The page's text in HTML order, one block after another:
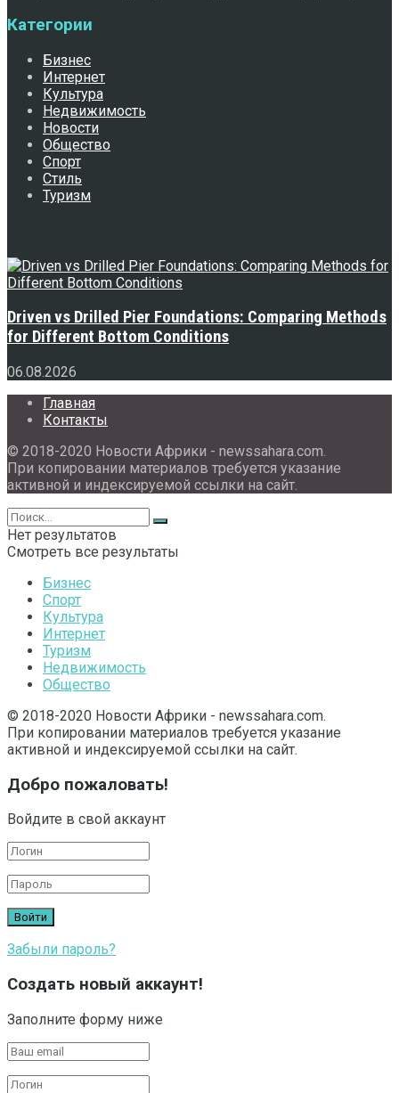
Категории
Бизнес
Интернет
Культура
Недвижимость
Новости
Общество
Спорт
Стиль
Туризм
Driven vs Drilled Pier Foundations: Comparing Methods
for Different Bottom Conditions
06.08.2026
Главная
Контакты
© 2018-2020 Новости Африки - newssahara.com.
При копировании материалов требуется указание
активной и индексируемой ссылки на сайт.
Нет результатов
Смотреть все результаты
Бизнес
Спорт
Культура
Интернет
Туризм
Недвижимость
Общество
© 2018-2020 Новости Африки - newssahara.com.
При копировании материалов требуется указание
активной и индексируемой ссылки на сайт.
Добро пожаловать!
Войдите в свой аккаунт
Забыли пароль?
Создать новый аккаунт!
Заполните форму ниже